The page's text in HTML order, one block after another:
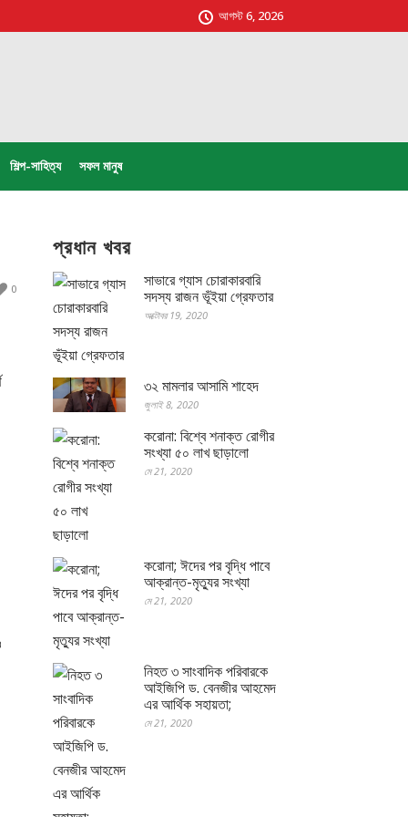
আগস্ট 6, 2026
শিল্প-সাহিত্য সফল মানুষ
0
প্রধান খবর
সাভারে গ্যাস চোরাকারবারি
সদস্য রাজন ভূঁইয়া গ্রেফতার
অক্টোবর 19, 2020
৩২ মামলার আসামি শাহেদ
জুলাই 8, 2020
করোনা: বিশ্বে শনাক্ত রোগীর
সংখ্যা ৫০ লাখ ছাড়ালো
মে 21, 2020
করোনা; ঈদের পর বৃদ্ধি পাবে
আক্রান্ত-মৃত্যুর সংখ্যা
মে 21, 2020
নিহত ৩ সাংবাদিক পরিবারকে
আইজিপি ড. বেনজীর আহমেদ
এর আর্থিক সহায়তা;
মে 21, 2020